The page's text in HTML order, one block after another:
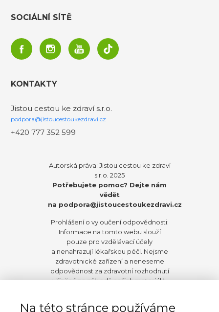
SOCIÁLNÍ SÍTĚ
KONTAKTY
Jistou cestou ke zdraví s.r.o.
podpora@jistoucestoukezdravi.cz
+420 777 352 599
Autorská práva: Jistou cestou ke zdraví
s.r.o. 2025
Potřebujete pomoc? Dejte nám
vědět
na podpora@jistoucestoukezdravi.cz
Prohlášení o vyloučení odpovědnosti:
Informace na tomto webu slouží
pouze pro vzdělávací účely
a nenahrazují lékařskou péči. Nejsme
zdravotnické zařízení a neneseme
odpovědnost za zdravotní rozhodnutí
učiněná na základě našich materiálů.
doplňků doporučujeme konzultaci
Na této stránce používáme